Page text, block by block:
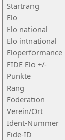
Startrang
Elo
Elo national
Elo intnational
Eloperformance
FIDE Elo +/-
Punkte
Rang
Föderation
Verein/Ort
Ident-Nummer
Fide-ID